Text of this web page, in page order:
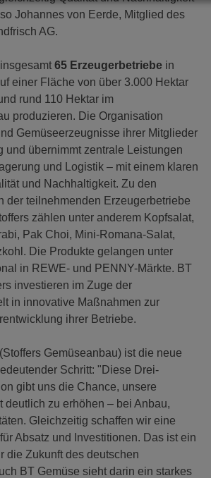
Johannes von Eerde, Mitglied des
AG.
65 Erzeugerbetriebe in
einer Fläche von über 3.000 Hektar
rund 110 Hektar im
produzieren. Die Organisation
Gemüseerzeugnisse ihrer Mitglieder
und übernimmt zentrale Leistungen
und Logistik – mit einem klaren
und Nachhaltigkeit. Zu den
der teilnehmenden Erzeugerbetriebe
zählen unter anderem Kopfsalat,
Pak Choi, Mini-Romana-Salat,
Die Produkte gelangen unter
in REWE- und PENNY-Märkte. BT
investieren im Zuge der
in innovative Maßnahmen zur
ihrer Betriebe.
Gemüseanbau) ist die neue
Schritt: "Diese Drei-
gibt uns die Chance, unsere
deutlich zu erhöhen – bei Anbau,
Gleichzeitig schaffen wir eine
Absatz und Investitionen. Das ist ein
die Zukunft des deutschen
BT Gemüse sieht darin ein starkes